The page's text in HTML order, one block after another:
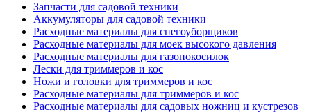
Запчасти для садовой техники
Аккумуляторы для садовой техники
Расходные материалы для снегоуборщиков
Расходные материалы для моек высокого давления
Расходные материалы для газонокосилок
Лески для триммеров и кос
Ножи и головки для триммеров и кос
Расходные материалы для триммеров и кос
Расходные материалы для садовых ножниц и кустрезов